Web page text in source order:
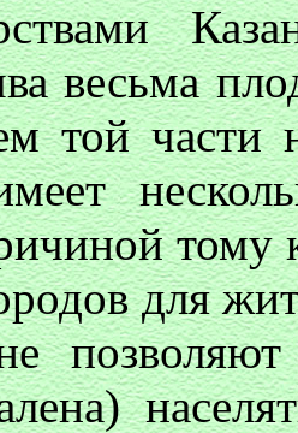
весьма
той части
тому
для
позволяют